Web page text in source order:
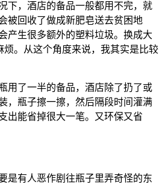
下，酒店的备品一般都用不完，就
被回收了做成新肥皂送去贫困地
产生很多额外的塑料垃圾。换成大
烦。从这个角度来说，我其实是比较
用了一半的备品，酒店除了扔了或
，瓶子擦一擦，然后隔段时间灌满
出能省掉很大一笔。又环保又省
是有人恶作剧往瓶子里弄奇怪的东